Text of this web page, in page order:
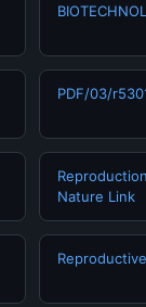
PDF/03/
Nature Link